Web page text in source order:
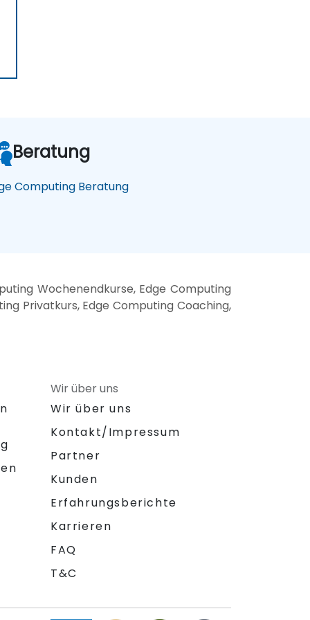
Beratung
Computing Beratung
Wochenendkurse, Edge Computing
Privatkurs, Edge Computing Coaching,
Wir über uns
Wir über uns
Kontakt/Impressum
Partner
Kunden
Erfahrungsberichte
Karrieren
FAQ
T&C